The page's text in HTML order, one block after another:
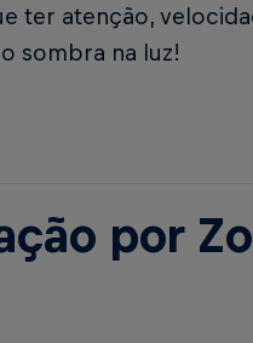
ter atenção,
sombra na luz!
por